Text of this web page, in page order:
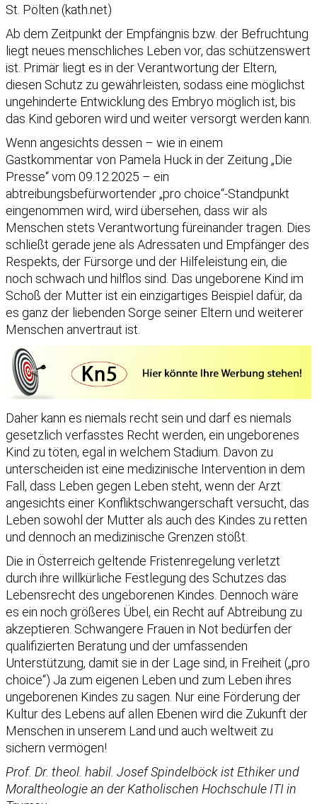
St. Pölten (kath.net)
Ab dem Zeitpunkt der Empfängnis bzw. der Befruchtung
liegt neues menschliches Leben vor, das schützenswert
ist. Primär liegt es in der Verantwortung der Eltern,
diesen Schutz zu gewährleisten, sodass eine möglichst
ungehinderte Entwicklung des Embryo möglich ist, bis
das Kind geboren wird und weiter versorgt werden kann.
Wenn angesichts dessen – wie in einem
Gastkommentar von Pamela Huck in der Zeitung „Die
Presse“ vom 09.12.2025 – ein
abtreibungsbefürwortender „pro choice“-Standpunkt
eingenommen wird, wird übersehen, dass wir als
Menschen stets Verantwortung füreinander tragen. Dies
schließt gerade jene als Adressaten und Empfänger des
Respekts, der Fürsorge und der Hilfeleistung ein, die
noch schwach und hilflos sind. Das ungeborene Kind im
Schoß der Mutter ist ein einzigartiges Beispiel dafür, da
es ganz der liebenden Sorge seiner Eltern und weiterer
Menschen anvertraut ist.
Daher kann es niemals recht sein und darf es niemals
gesetzlich verfasstes Recht werden, ein ungeborenes
Kind zu töten, egal in welchem Stadium. Davon zu
unterscheiden ist eine medizinische Intervention in dem
Fall, dass Leben gegen Leben steht, wenn der Arzt
angesichts einer Konfliktschwangerschaft versucht, das
Leben sowohl der Mutter als auch des Kindes zu retten
und dennoch an medizinische Grenzen stößt.
Die in Österreich geltende Fristenregelung verletzt
durch ihre willkürliche Festlegung des Schutzes das
Lebensrecht des ungeborenen Kindes. Dennoch wäre
es ein noch größeres Übel, ein Recht auf Abtreibung zu
akzeptieren. Schwangere Frauen in Not bedürfen der
qualifizierten Beratung und der umfassenden
Unterstützung, damit sie in der Lage sind, in Freiheit („pro
choice“) Ja zum eigenen Leben und zum Leben ihres
ungeborenen Kindes zu sagen. Nur eine Förderung der
Kultur des Lebens auf allen Ebenen wird die Zukunft der
Menschen in unserem Land und auch weltweit zu
sichern vermögen!
Prof. Dr. theol. habil. Josef Spindelböck ist Ethiker und
Moraltheologie an der Katholischen Hochschule ITI in